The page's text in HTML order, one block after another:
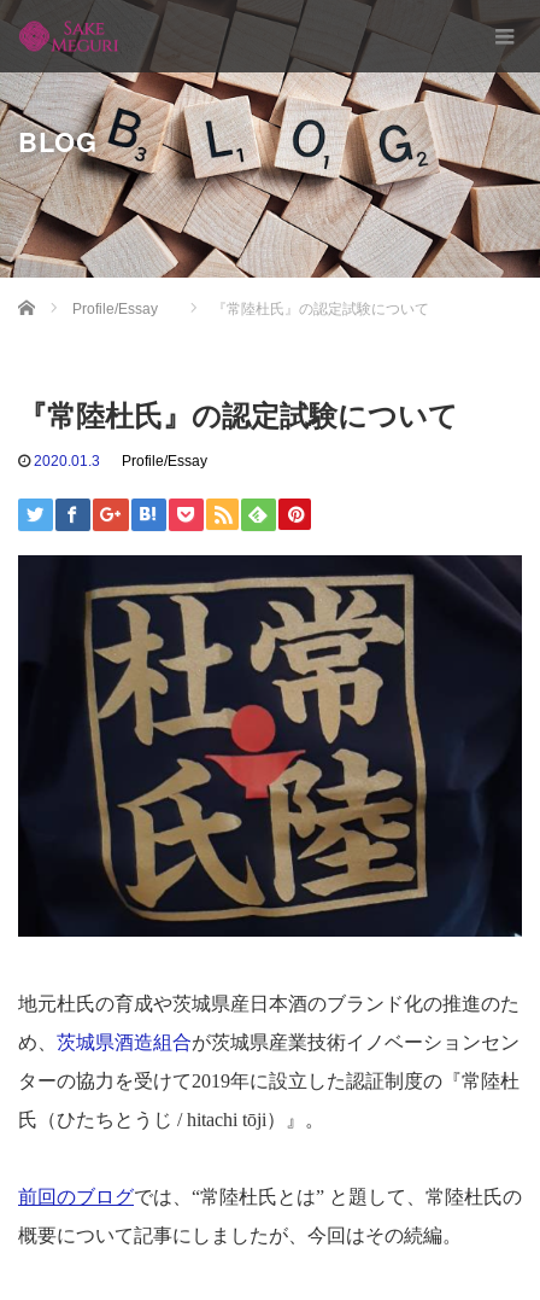
BLOG
Home Profile/Essay 『常陸杜氏』の認定試験について
『常陸杜氏』の認定試験について
2020.01.3 Profile/Essay
地元杜氏の育成や茨城県産日本酒のブランド化の推進のた
め、 茨城県酒造組合が茨城県産業技術イノベーションセン
ターの協力を受けて2019年に設立した認証制度の『常陸杜
氏（ひたちとうじ / hitachi tōji）』。
前回のブログでは、“常陸杜氏とは” と題して、常陸杜氏の
概要について記事にしましたが、今回はその続編。